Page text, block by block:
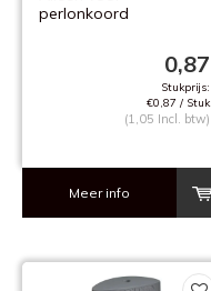
perlonkoord
0,87
Stukprijs:
€0,87 / Stuk
(1,05 Incl. btw)
Meer info